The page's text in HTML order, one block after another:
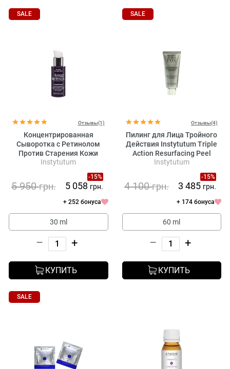
SALE
Отзывы(1)
Концентрированная
Сыворотка с Ретинолом
Против Старения Кожи
Instytutum A-Superpacked X-
strength Retinol Serum
Instytutum
-15%
5 950грн. 5 058 грн.
+ 252 бонуса
30 ml
– +
КУПИТЬ
SALE
Отзывы(4)
Пилинг для Лица Тройного
Действия Instytutum Triple
Action Resurfacing Peel
Instytutum
-15%
4 100грн. 3 485 грн.
+ 174 бонуса
60 ml
– +
КУПИТЬ
SALE